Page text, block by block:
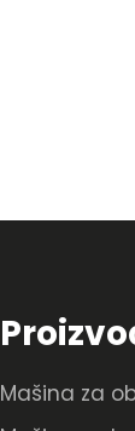
Mašina za